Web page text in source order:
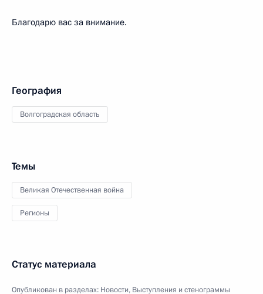
Благодарю вас за внимание.
География
Волгоградская область
Темы
Великая Отечественная война
Регионы
Статус материала
Опубликован в разделах: Новости, Выступления и стенограммы